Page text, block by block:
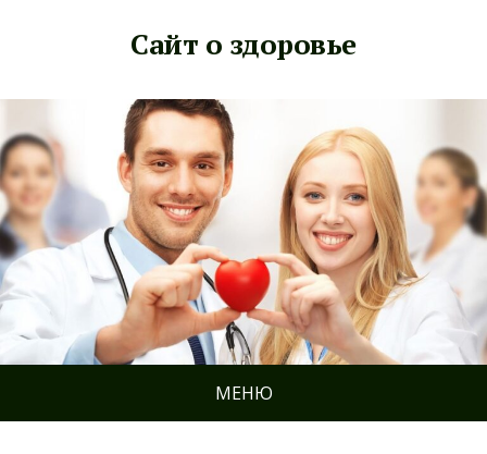
Сайт о здоровье
МЕНЮ